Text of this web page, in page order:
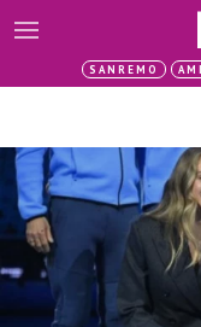
SANREMO